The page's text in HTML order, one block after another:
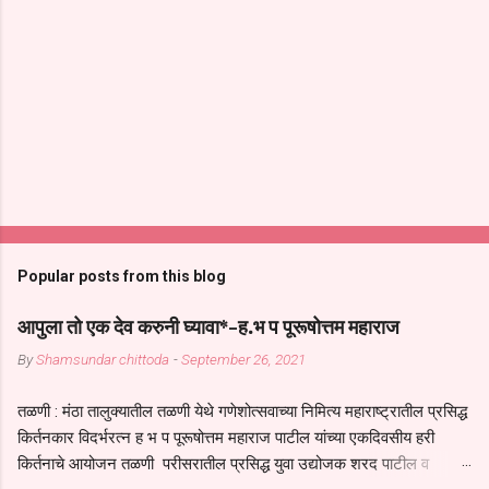
Popular posts from this blog
आपुला तो एक देव करुनी घ्यावा*-ह.भ प पूरूषोत्तम महाराज
ByShamsundar chittoda -September 26, 2021
तळणी : मंठा तालुक्यातील तळणी येथे गणेशोत्सवाच्या निमित्य महाराष्ट्रातील प्रसिद्ध
किर्तनकार विदर्भरत्न ह भ प पूरूषोत्तम महाराज पाटील यांच्या एकदिवसीय हरी
किर्तनाचे आयोजन तळणी परीसरातील प्रसिद्ध युवा उद्योजक शरद पाटील व